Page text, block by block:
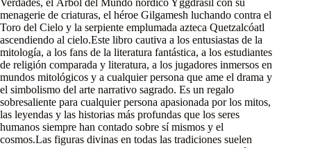
menagerie de criaturas, el héroe Gilgamesh luchando contra el
Toro del Cielo y la serpiente emplumada azteca Quetzalcóatl
ascendiendo al cielo.Este libro cautiva a los entusiastas de la
mitología, a los fans de la literatura fantástica, a los estudiantes
de religión comparada y literatura, a los jugadores inmersos en
mundos mitológicos y a cualquier persona que ame el drama y
el simbolismo del arte narrativo sagrado. Es un regalo
sobresaliente para cualquier persona apasionada por los mitos,
las leyendas y las historias más profundas que los seres
humanos siempre han contado sobre sí mismos y el
cosmos.Las figuras divinas en todas las tradiciones suelen